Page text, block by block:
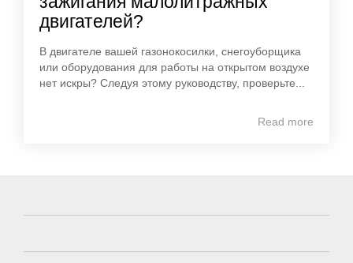
двигателей?
В двигателе вашей газонокосилки, снегоуборщика
или оборудования для работы на открытом воздухе
нет искры? Следуя этому руководству, проверьте...
Read more